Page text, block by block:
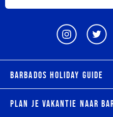
Barbados Holiday Guide
Plan je vakantie naar